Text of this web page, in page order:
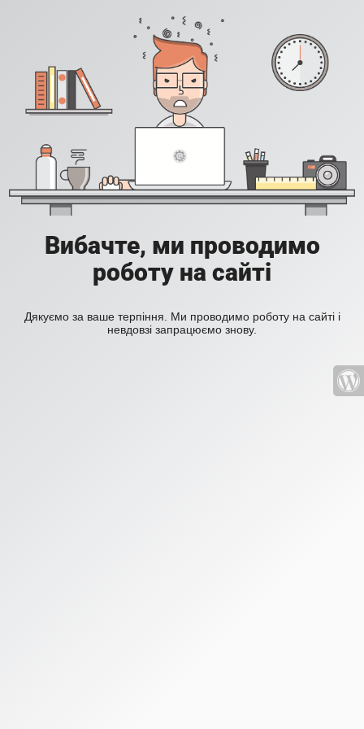
Вибачте, ми проводимо
роботу на сайті
Дякуємо за ваше терпіння. Ми проводимо роботу на сайті і
невдовзі запрацюємо знову.